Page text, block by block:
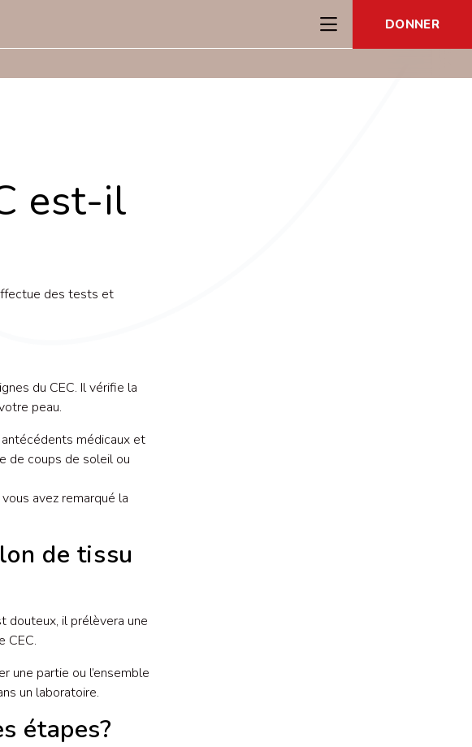
DONNER
est-il
des tests et
du CEC. Il vérifie la
peau.
médicaux et
de coups de soleil ou
avez remarqué la
de tissu
douteux, il prélèvera une
CEC.
une partie ou l’ensemble
un laboratoire.
étapes?